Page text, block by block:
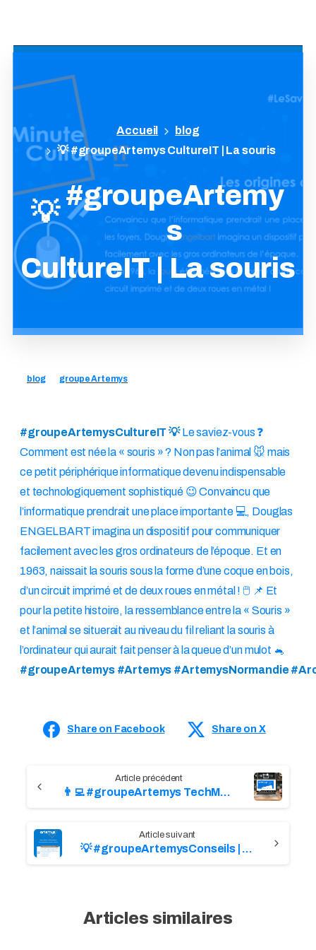
💡
#groupeArtemy
s
CultureIT |La souris
blog
💡 #groupeArtemys CultureIT | La souris
blog groupe Artemys
#groupeArtemysCultureIT 💡Le saviez-vous ❓
Comment est née la « souris » ? Non pas l’animal 🐭 mais
ce petit périphérique informatique devenu indispensable
et technologiquement sophistiqué 😉 Convaincu que
l’informatique prendrait une place importante 💻, Douglas
ENGELBART imagina un dispositif pour communiquer
facilement avec les gros ordinateurs de l’époque. Et en
1963, naissait la souris sous la forme d’une coque en bois,
d’un circuit imprimé et de deux roues en métal ! 🖱 📌 Et
pour la petite histoire, la ressemblance entre la « Souris »
et l’animal se situerait au niveau du fil reliant la souris à
l’ordinateur qui aurait fait penser à la queue d’un mulot 🐁
#groupeArtemys #Artemys #ArtemysNormandie
Share on Facebook Share on X
👨‍💻 #groupeArtemys TechMeetup
💡 #groupeArtemysConseils | Déconnexion